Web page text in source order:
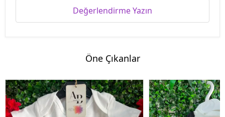
Değerlendirme Yazın
Öne Çıkanlar